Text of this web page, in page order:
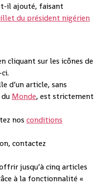
t-il ajouté, faisant
du président nigérien
cliquant sur les icônes de
d’un article, sans
Monde, est strictement
nos conditions
contactez
jusqu’à cinq articles
à la fonctionnalité «